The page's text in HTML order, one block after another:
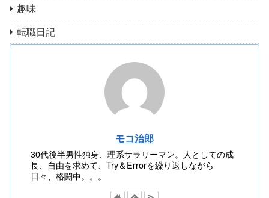
趣味
転職日記
モコ治郎
30代後半男性独身、理系サラリーマン。人としての成
長、自由を求めて、Try＆Errorを繰り返しながら
日々、格闘中。。。